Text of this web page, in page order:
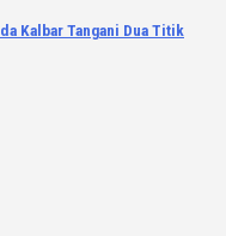
Kalbar Tangani Dua Titik